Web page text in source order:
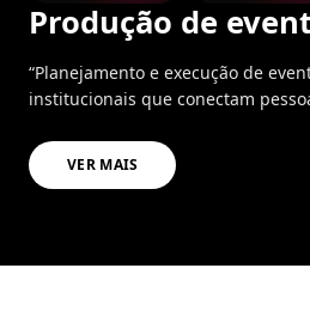
Produção de
“Planejamento e execução de
institucionais que conectam
VER MAIS